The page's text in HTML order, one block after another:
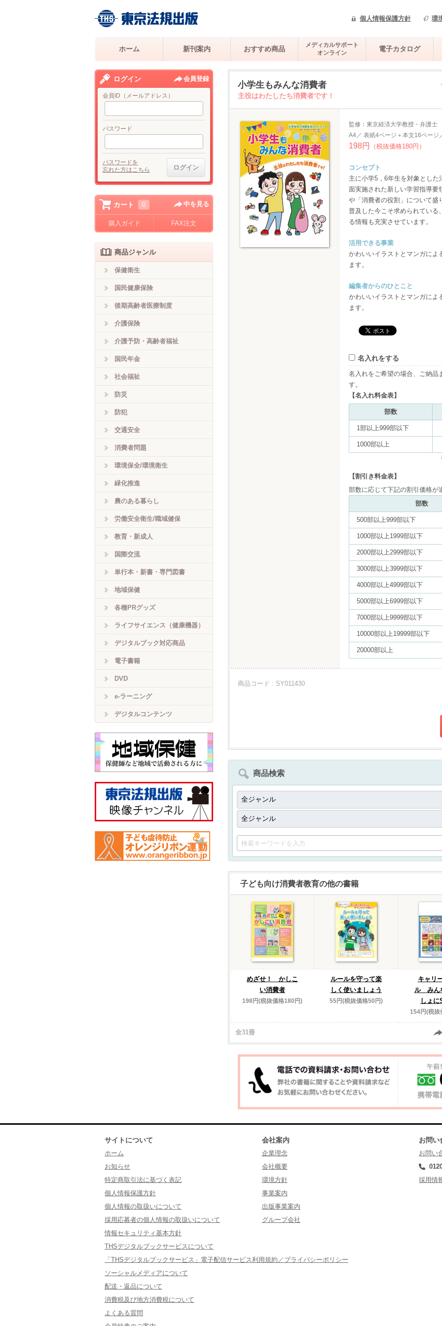
個人情報保護方針 環
ホーム 新刊案内 おすすめ商品
メディカルサポート
オンライン
電子カタログ
小学生もみんな消費者
主役はわたしたち消費者です！
監修：東京経済大学教授・弁護
A4／ 表紙4ページ＋本文16ページ
198円 （税抜価格180円）
コンセプト
主に小学5，6年生を対象とし
面実施された新しい学習指導要
や「消費者の役割」について盛
普及した今こそ求められている
る情報も充実させています。
活用できる事業
かわいいイラストとマンガによ
ます。
編集者からのひとこと
かわいいイラストとマンガによ
ます。
名入れをする
名入れをご希望の場合、ご納品
す。
【名入れ料金表】
部数
1部以上999部以下
1000部以上
【割引き料金表】
部数に応じて下記の割引価格が
部数
500部以上999部以下
1000部以上1999部以下
2000部以上2999部以下
3000部以上3999部以下
4000部以上4999部以下
5000部以上6999部以下
7000部以上9999部以下
10000部以上19999部以下
20000部以上
商品コード : SY011430
商品検索
子ども向け消費者教育の他の書籍
めざせ！ かしこ
い消費者
198円(税抜価格180円)
ルールを守って楽
しく使いましょう
55円(税抜価格50円)
キャリ
ル みん
しょに
154円(税抜
全31冊
ログイン 会員登録
会員ID（メールアドレス）
パスワード
パスワードを
忘れた方はこちら
カート 0 中を見る
購入ガイド FAX注文
商品ジャンル
保健衛生
国民健康保険
後期高齢者医療制度
介護保険
介護予防・高齢者福祉
国民年金
社会福祉
防災
防犯
交通安全
消費者問題
環境保全/環境衛生
緑化推進
農のある暮らし
労働安全衛生/職域健保
教育・新成人
国際交流
単行本・新書・専門図書
地域保健
各種PRグッズ
ライフサイエンス（健康機器）
デジタルブック対応商品
電子書籍
DVD
e-ラーニング
デジタルコンテンツ
サイトについて
ホーム
お知らせ
特定商取引法に基づく表記
個人情報保護方針
個人情報の取扱いについて
採用応募者の個人情報の取扱いについて
情報セキュリティ基本方針
THSデジタルブックサービスについて
「THSデジタルブックサービス」電子配信サービス利用規約／プライバシーポリシー
ソーシャルメディアについて
配送・返品について
消費税及び地方消費税について
よくある質問
会社案内
企業理念
会社概要
環境方針
事業案内
出版事業案内
グループ会社
お問い
お問い
採用情